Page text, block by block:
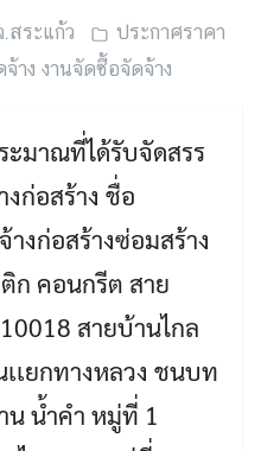
Search
สระแก้ว
ประกาศราคา
าง งานจัดซื้อจัดจ้าง
ะมาณที่ได้รับจัดสรร
งก่อสร้าง ชื่อ
างก่อสร้างซ่อมสร้าง
ก คอนกรีต สาย
สายบ้านไกล
เยกทางหลวง ชนบท
น น้ำคำ หมู่ที่ 1